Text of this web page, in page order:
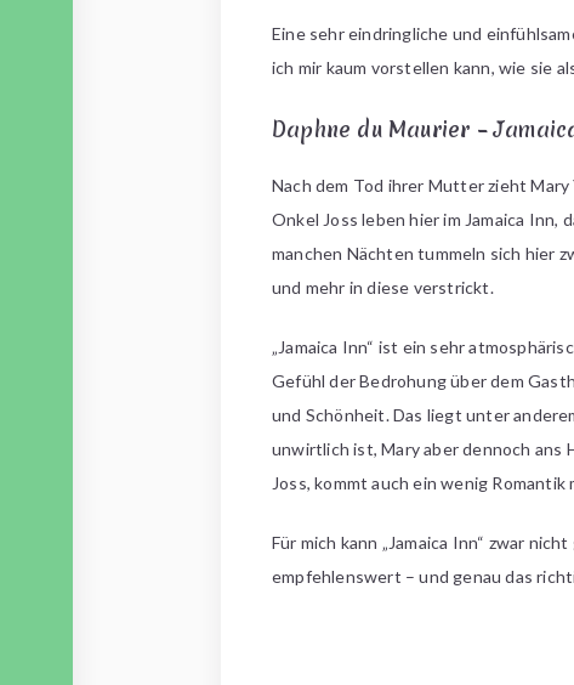
Eine sehr eindringliche und
ich mir kaum vorstellen kann, wie sie
Daphne du Maurier –
Nach dem Tod ihrer Mutter zieht
Onkel Joss leben hier im Jamaica Inn,
manchen Nächten tummeln sich hier
und mehr in diese verstrickt.
„Jamaica Inn“ ist ein sehr
Gefühl der Bedrohung über dem
und Schönheit. Das liegt unter
unwirtlich ist, Mary aber dennoch ans
Joss, kommt auch ein wenig Romantik
Für mich kann „Jamaica Inn“ zwar
empfehlenswert – und genau das